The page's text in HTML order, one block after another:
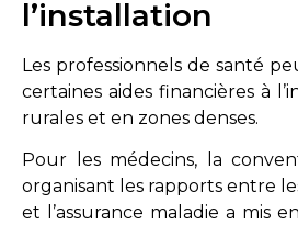
l’installation
Les professionnels de santé
certaines aides financières à
rurales et en zones denses.
Pour les médecins, la
organisant les rapports entre
et l’assurance maladie a mis